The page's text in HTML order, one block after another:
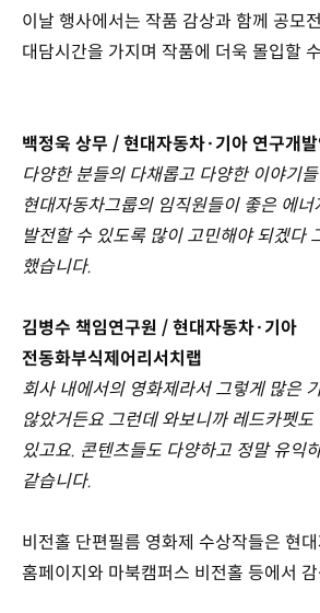
이날 행사에서는 작품 감상과 함께 공모
대담시간을 가지며 작품에 더욱 몰입할
백정욱 상무 / 현대자동차·기아 연구개
다양한 분들의 다채롭고 다양한 이야기
현대자동차그룹의 임직원들이 좋은 에너
발전할 수 있도록 많이 고민해야 되겠다
했습니다.
김병수 책임연구원 / 현대자동차·기아
전동화부식제어리서치랩
회사 내에서의 영화제라서 그렇게 많은
않았거든요 그런데 와보니까 레드카펫
있고요. 콘텐츠들도 다양하고 정말 유익
같습니다.
비전홀 단편필름 영화제 수상작들은 현
홈페이지와 마북캠퍼스 비전홀 등에서